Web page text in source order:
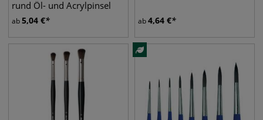
rund Öl- und Acrylpinsel
ab5,04 € ab4,64 €